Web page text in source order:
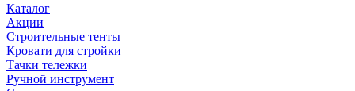
Каталог
Акции
Строительные тенты
Кровати для стройки
Тачки тележки
Ручной инструмент